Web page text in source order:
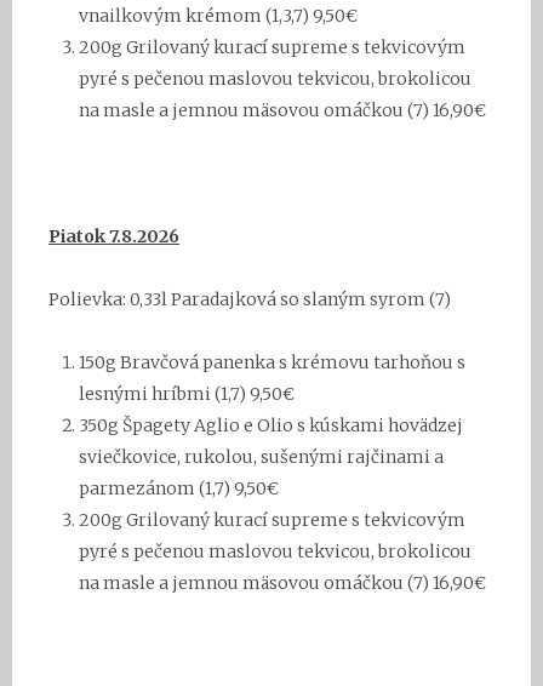
vnailkovým krémom (1,3,7) 9,50€
200g Grilovaný kurací supreme s tekvicovým
pyré s pečenou maslovou tekvicou, brokolicou
na masle a jemnou mäsovou omáčkou (7) 16,90€
Piatok 7.8.2026
Polievka: 0,33lParadajková so slaným syrom (7)
150g Bravčová panenka s krémovu tarhoňou s
lesnými hríbmi (1,7) 9,50€
350g Špagety Aglio e Olio s kúskami hovädzej
sviečkovice, rukolou, sušenými rajčinami a
parmezánom (1,7) 9,50€
200g Grilovaný kurací supreme s tekvicovým
pyré s pečenou maslovou tekvicou, brokolicou
na masle a jemnou mäsovou omáčkou (7) 16,90€